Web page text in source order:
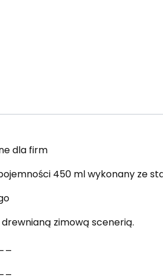
dla firm
450 ml wykonany ze
zimową scenerią.